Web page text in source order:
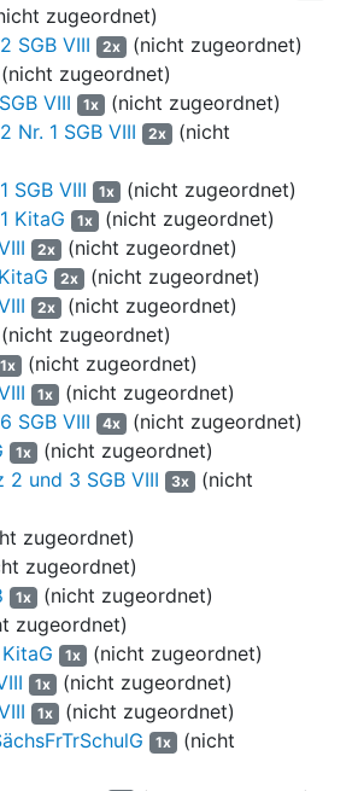
Ruhe- und
und altersentsprechende
vor. Die Möglichkeit, bei Anmietung von
für 20 m² zu beantragen, sei keine
sondern ein geringer Zuschuss. Es sei
in der eigenen Wohnung
zu erstatten. Bei der Höhe der
für den Sachaufwand stehe dem
zu. Rechtswidrig sei
in Ziffer 6.3 VV, nach der im Juli nur
erste Kind gezahlt würden. Aus der
nicht, wie damit der Urlaub ausgeglichen
der Anerkennungsbeträge auf den
Stufen der Qualifikation weise den
der Durchschnitt der Erfahrungsstufen
5 aufweise, da die Verweildauer in
gestuft sei. Dies zugrunde gelegt würden
überwiegend Vergütungen nach
mehr als dreißigjähriger Tätigkeit
angemessene Durchschnitt. Aus der
Tagespflege (Anlage 4 zur
und dem Text der Verwaltungsvorschrift
Variante 80 % gewählt worden sei. Da
und eine kürzere Weiterzahlung im
öffentlichen Dienst gewährt werde,
die im öffentlichen Dienst
mehr als 20 % und damit wesentlich.
Verhandlung haben die Beteiligten
übereinstimmend für erledigt
zugeordnet)
SGB VIII
2x (nicht zugeordnet)
zugeordnet)
VIII
1x (nicht zugeordnet)
Nr. 1 SGB VIII
2x (nicht
SGB VIII
1x (nicht zugeordnet)
KitaG
1x (nicht zugeordnet)
2x (nicht zugeordnet)
2x (nicht zugeordnet)
2x (nicht zugeordnet)
zugeordnet)
1x (nicht zugeordnet)
1x (nicht zugeordnet)
SGB VIII
4x (nicht zugeordnet)
1x (nicht zugeordnet)
und 3 SGB VIII
3x (nicht
zugeordnet)
zugeordnet)
1x (nicht zugeordnet)
zugeordnet)
1x (nicht zugeordnet)
1x (nicht zugeordnet)
1x (nicht zugeordnet)
1x (nicht